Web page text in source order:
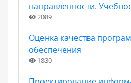
направленности.
2089
Оценка качества
обеспечения
1830